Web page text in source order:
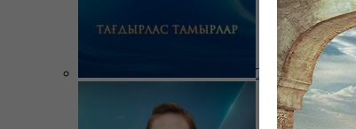
Тағдырлас